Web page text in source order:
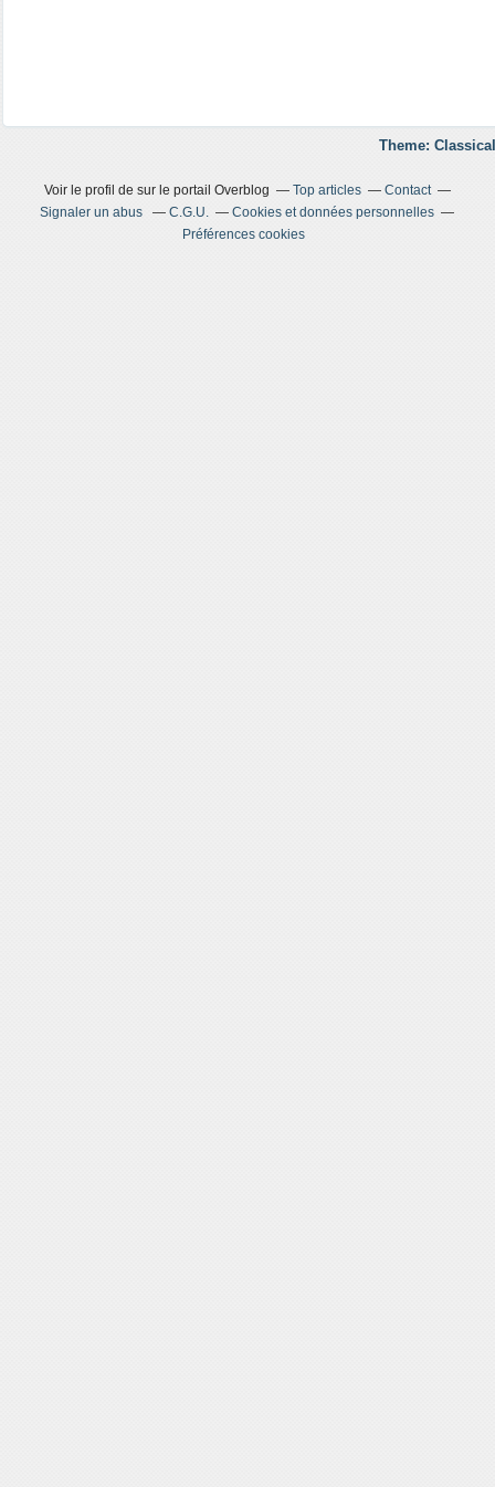
Theme:
Voir le profil de sur le portail Overblog Top articles
Contact
Signaler un abus
C.G.U.
Cookies et données personnelles
Préférences cookies